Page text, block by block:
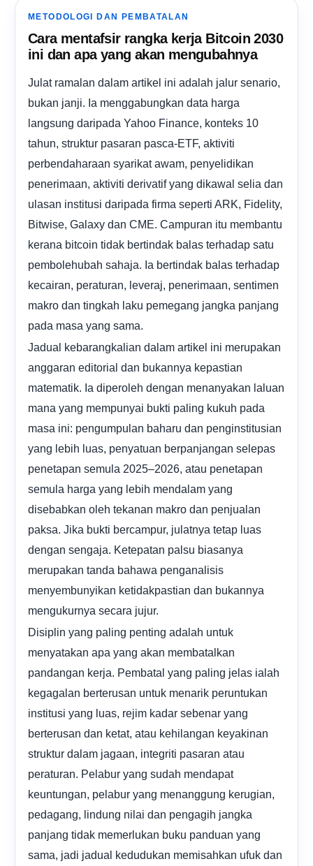
METODOLOGI DAN PEMBATALAN
Cara mentafsir rangka kerja Bitcoin 2030
ini dan apa yang akan mengubahnya
Julat ramalan dalam artikel ini adalah jalur senario,
bukan janji. Ia menggabungkan data harga
langsung daripada Yahoo Finance, konteks 10
tahun, struktur pasaran pasca-ETF, aktiviti
perbendaharaan syarikat awam, penyelidikan
penerimaan, aktiviti derivatif yang dikawal selia dan
ulasan institusi daripada firma seperti ARK, Fidelity,
Bitwise, Galaxy dan CME. Campuran itu membantu
kerana bitcoin tidak bertindak balas terhadap satu
pembolehubah sahaja. Ia bertindak balas terhadap
kecairan, peraturan, leveraj, penerimaan, sentimen
makro dan tingkah laku pemegang jangka panjang
pada masa yang sama.
Jadual kebarangkalian dalam artikel ini merupakan
anggaran editorial dan bukannya kepastian
matematik. Ia diperoleh dengan menanyakan laluan
mana yang mempunyai bukti paling kukuh pada
masa ini: pengumpulan baharu dan penginstitusian
yang lebih luas, penyatuan berpanjangan selepas
penetapan semula 2025–2026, atau penetapan
semula harga yang lebih mendalam yang
disebabkan oleh tekanan makro dan penjualan
paksa. Jika bukti bercampur, julatnya tetap luas
dengan sengaja. Ketepatan palsu biasanya
merupakan tanda bahawa penganalisis
menyembunyikan ketidakpastian dan bukannya
mengukurnya secara jujur.
Disiplin yang paling penting adalah untuk
menyatakan apa yang akan membatalkan
pandangan kerja. Pembatal yang paling jelas ialah
kegagalan berterusan untuk menarik peruntukan
institusi yang luas, rejim kadar sebenar yang
berterusan dan ketat, atau kehilangan keyakinan
struktur dalam jagaan, integriti pasaran atau
peraturan. Pelabur yang sudah mendapat
keuntungan, pelabur yang menanggung kerugian,
pedagang, lindung nilai dan pengagih jangka
panjang tidak memerlukan buku panduan yang
sama, jadi jadual kedudukan memisahkan ufuk dan